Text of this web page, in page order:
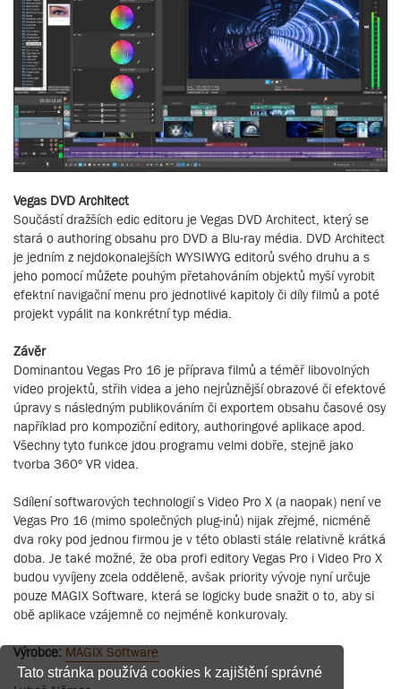
Tato stránka používá cookies k zajištění správné
Vegas DVD Architect
Součástí dražších edic editoru je Vegas DVD Architect, který se
stará o authoring obsahu pro DVD a Blu-ray média. DVD Architect
je jedním z nejdokonalejších WYSIWYG editorů svého druhu a s
jeho pomocí můžete pouhým přetahováním objektů myší vyrobit
efektní navigační menu pro jednotlivé kapitoly či díly filmů a poté
projekt vypálit na konkrétní typ média.
Závěr
Dominantou Vegas Pro 16 je příprava filmů a téměř libovolných
video projektů, střih videa a jeho nejrůznější obrazové či efektové
úpravy s následným publikováním či exportem obsahu časové osy
například pro kompoziční editory, authoringové aplikace apod.
Všechny tyto funkce jdou programu velmi dobře, stejně jako
tvorba 360º VR videa.
Sdílení softwarových technologií s Video Pro X (a naopak) není ve
Vegas Pro 16 (mimo společných plug-inů) nijak zřejmé, nicméně
dva roky pod jednou firmou je v této oblasti stále relativně krátká
doba. Je také možné, že oba profi editory Vegas Pro i Video Pro X
budou vyvíjeny zcela odděleně, avšak priority vývoje nyní určuje
pouze MAGIX Software, která se logicky bude snažit o to, aby si
obě aplikace vzájemně co nejméně konkurovaly.
Výrobce: MAGIX Software